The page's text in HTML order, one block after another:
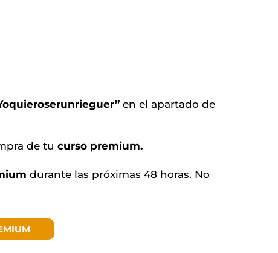
en el apartado de
de tu curso premium.
durante las próximas 48 horas. No